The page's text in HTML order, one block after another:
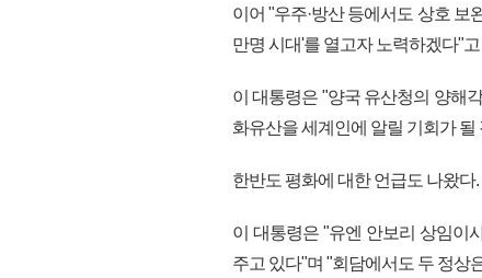
이어 "우주·방산 등에서도 상호 보
만명 시대'를 열고자 노력하겠다"
이 대통령은 "양국 유산청의 양해
화유산을 세계인에 알릴 기회가 될
한반도 평화에 대한 언급도 나왔다.
이 대통령은 "유엔 안보리 상임이
주고 있다"며 "회담에서도 두 정상